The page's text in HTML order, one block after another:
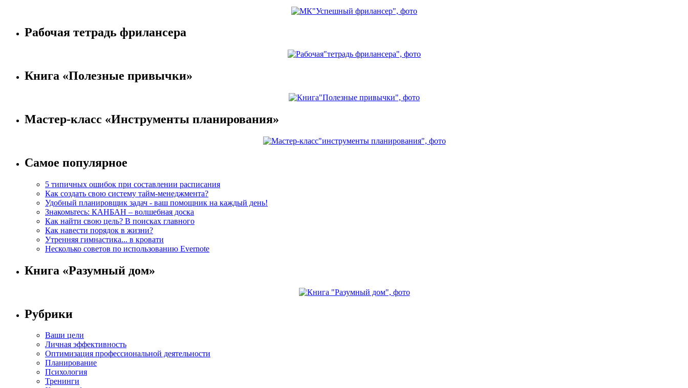
Рабочая тетрадь фрилансера
Книга «Полезные привычки»
Мастер-класс «Инструменты планирования»
Самое популярное
5 типичных ошибок при составлении расписания
Как создать свою систему тайм-менеджмента?
Удобный планировщик задач - ваш помощник на каждый день!
Знакомьтесь: КАНБАН – волшебная доска
Как найти свою цель? В поисках главного
Как навести порядок в жизни?
Утренняя гимнастика... в кровати
Несколько советов по использованию Evernote
Книга «Разумный дом»
Рубрики
Ваши цели
Личная эффективность
Оптимизация профессиональной деятельности
Планирование
Психология
Тренинги